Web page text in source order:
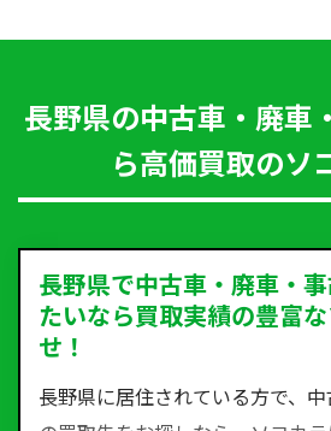
長野県の中古車・廃車
ら高価買取のソ
長野県で中古車・廃車・
たいなら買取実績の豊富
せ！
長野県に居住されている方で、